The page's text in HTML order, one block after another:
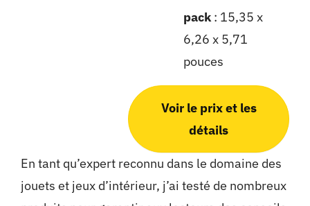
pack: 15,35 x
6,26 x 5,71
pouces
Voir le prix et les
détails
En tant qu’expert reconnu dans le domaine des
jouets et jeux d’intérieur, j’ai testé de nombreux